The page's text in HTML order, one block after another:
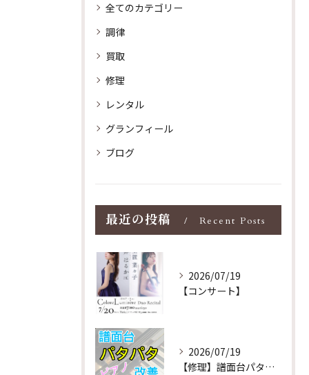
全てのカテゴリー
調律
買取
修理
レンタル
グランフィール
ブログ
最近の投稿 Recent Posts
2026/07/19
【コンサート】
2026/07/19
【修理】譜面台パタパタを改善！ストレス解消！